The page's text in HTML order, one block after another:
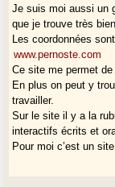
Je suis moi aussi un
que je trouve très
Les coordonnées
www.pernoste.com
Ce site me permet
En plus on peut y
travailler.
Sur le site il y a la
interactifs écrits et
Pour moi c’est un